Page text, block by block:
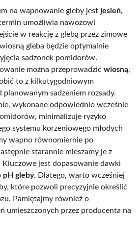
na wapnowanie gleby jest jesień,
umożliwia nawozowi
w reakcję z glebą przez zimowe
gleba będzie optymalnie
sadzonek pomidorów.
można przeprowadzić wiosną,
to z kilkutygodniowym
planowanym sadzeniem rozsady.
wykonane odpowiednio wcześnie
minimalizuje ryzyko
systemu korzeniowego młodych
wapno równomiernie po
starannie mieszamy je z
Kluczowe jest dopasowanie dawki
pH gleby. Dlatego, warto wcześniej
które pozwoli precyzyjnie określić
Pamiętajmy również o
umieszczonych przez producenta na